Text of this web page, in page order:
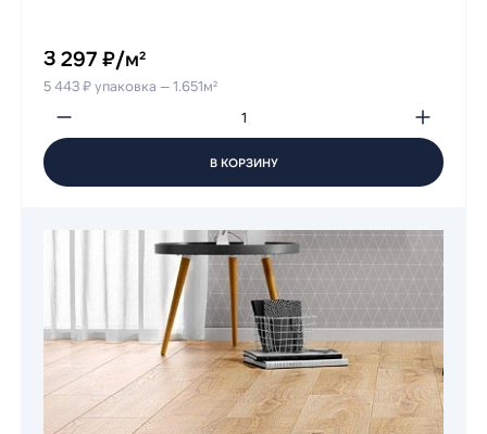
3 297 ₽/м²
5 443 ₽ упаковка — 1.651м²
В КОРЗИНУ